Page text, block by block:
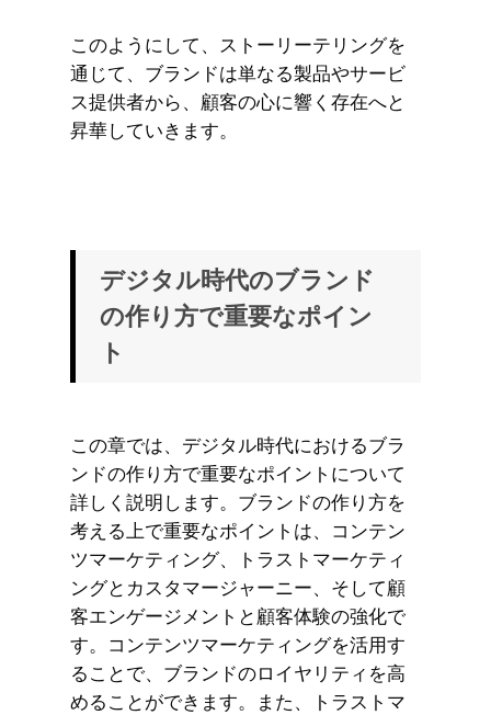
このようにして、ストーリーテリングを
通じて、ブランドは単なる製品やサービ
ス提供者から、顧客の心に響く存在へと
昇華していきます。
デジタル時代のブランド
の作り方で重要なポイン
ト
この章では、デジタル時代におけるブラ
ンドの作り方で重要なポイントについて
詳しく説明します。ブランドの作り方を
考える上で重要なポイントは、コンテン
ツマーケティング、トラストマーケティ
ングとカスタマージャーニー、そして顧
客エンゲージメントと顧客体験の強化で
す。コンテンツマーケティングを活用す
ることで、ブランドのロイヤリティを高
めることができます。また、トラストマ